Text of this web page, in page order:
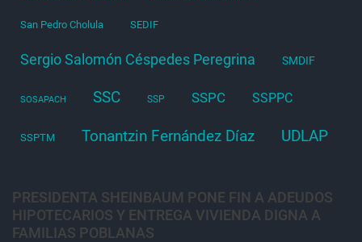
San Pedro Cholula SEDIF
Sergio Salomón Céspedes Peregrina SMDIF
SOSAPACH SSC SSP SSPC SSPPC
SSPTM Tonantzin Fernández Díaz UDLAP
PRESIDENTA SHEINBAUM PONE FIN A ADEUDOS
HIPOTECARIOS Y ENTREGA VIVIENDA DIGNA A
FAMILIAS POBLANAS